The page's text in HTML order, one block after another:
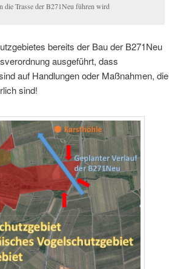
die Trasse der B271Neu führen wird
bereits der Bau der B271Neu
ausgeführt, dass
auf Handlungen oder Maßnahmen, die
sind!